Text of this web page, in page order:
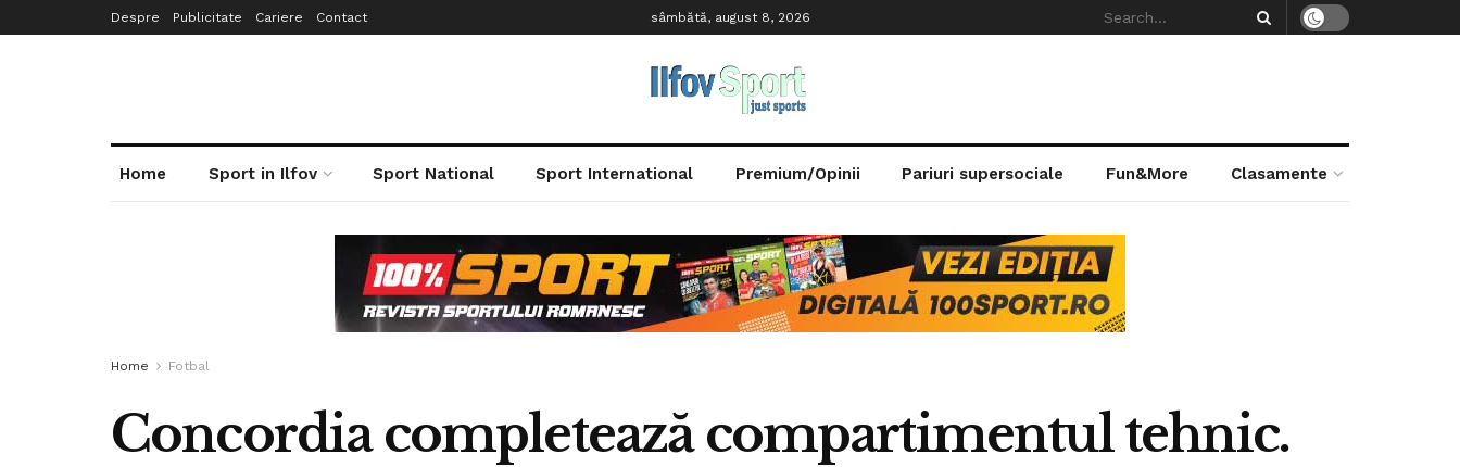
Despre Publicitate Cariere Contact sâmbătă, august 8, 2026
Home Sport in Ilfov Sport National Sport International Premium/Opinii Pariuri supersociale Fun&More Clasamente
Home Fotbal
Concordia completează compartimentul tehnic.